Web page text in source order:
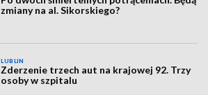
zmiany na al. Sikorskiego?
LUBLIN
Zderzenie trzech aut na krajowej 92. Trzy
osoby w szpitalu